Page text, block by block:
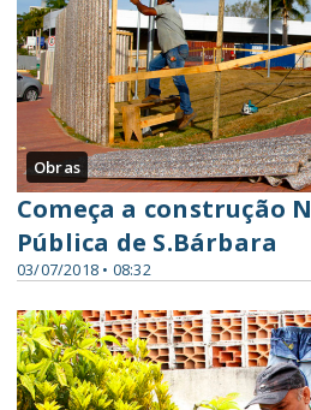
Obras
03/07/2018 • 08:32
Começa a construção
Pública de S.Bárbara